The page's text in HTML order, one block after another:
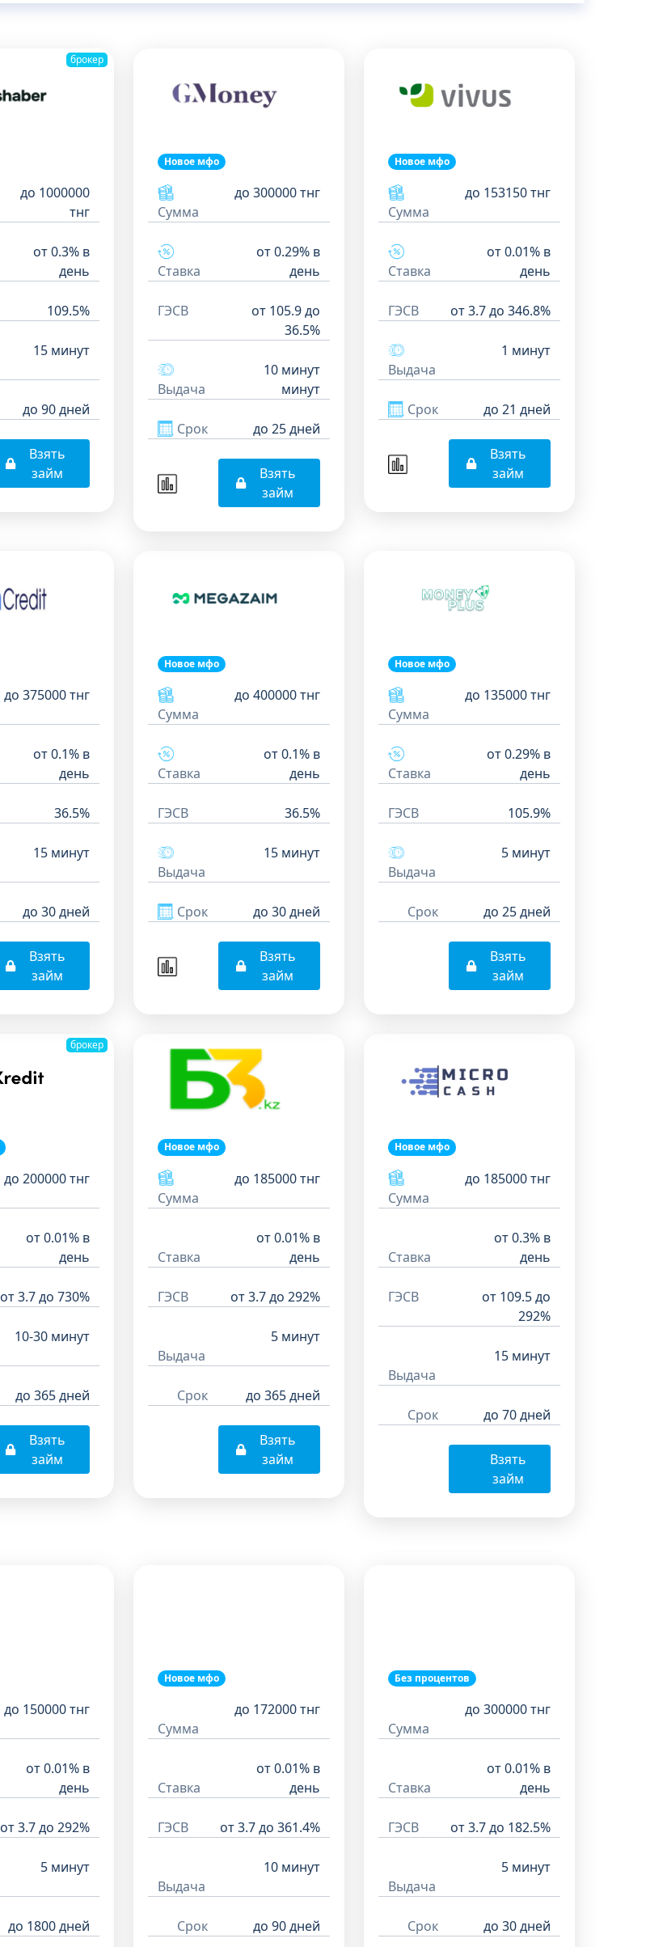
брокер
до 1000000
тнг
от 0.3% в
день
109.5%
15 минут
до 90 дней
Взять
займ
Новое мфо
Сумма
до 300000 тнг
Ставка
от 0.29% в
день
ГЭСВ
от 105.9 до
36.5%
Выдача
10 минут
минут
Срок до 25 дней
Взять
займ
Новое мфо
Сумма
до 153150 тнг
Ставка
от 0.01% в
день
ГЭСВ от 3.7 до 346.8%
Выдача
1 минут
Срок до 21 дней
Взять
займ
до 375000 тнг
от 0.1% в
день
36.5%
15 минут
до 30 дней
Взять
займ
Новое мфо
Сумма
до 400000 тнг
Ставка
от 0.1% в
день
ГЭСВ 36.5%
Выдача
15 минут
Срок до 30 дней
Взять
займ
Новое мфо
Сумма
до 135000 тнг
Ставка
от 0.29% в
день
ГЭСВ 105.9%
Выдача
5 минут
Срок до 25 дней
Взять
займ
брокер
до 200000 тнг
от 0.01% в
день
от 3.7 до 730%
10-30 минут
до 365 дней
Взять
займ
Новое мфо
Сумма
до 185000 тнг
Ставка
от 0.01% в
день
ГЭСВ от 3.7 до 292%
Выдача
5 минут
Срок до 365 дней
Взять
займ
Новое мфо
Сумма
до 185000 тнг
Ставка
от 0.3% в
день
ГЭСВ
от 109.5 до
292%
Выдача
15 минут
Срок до 70 дней
Взять
займ
до 150000 тнг
от 0.01% в
день
от 3.7 до 292%
5 минут
до 1800 дней
Новое мфо
Сумма
до 172000 тнг
Ставка
от 0.01% в
день
ГЭСВ от 3.7 до 361.4%
Выдача
10 минут
Срок до 90 дней
Без процентов
Сумма
до 300000 тнг
Ставка
от 0.01% в
день
ГЭСВ от 3.7 до 182.5%
Выдача
5 минут
Срок до 30 дней